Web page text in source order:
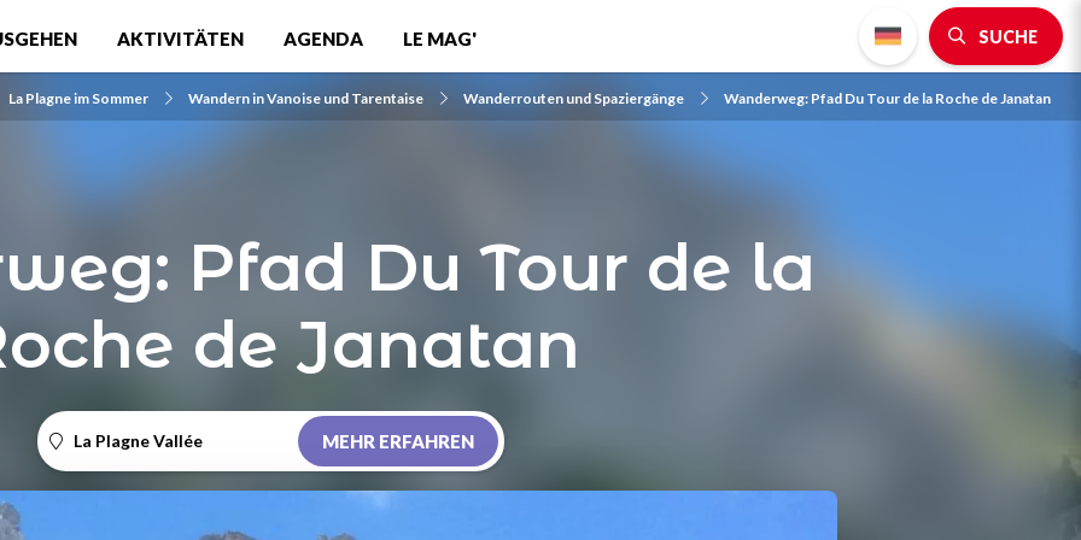
AKTIVITÄTEN AGENDA LE MAG' SUCHE
La Plagne im Sommer Wandern in Vanoise und Tarentaise Wanderrouten und Spaziergänge Wanderweg: Pfad Du Tour de la Roche de Janatan
Pfad Du Tour de la
de Janatan
La Plagne Vallée MEHR ERFAHREN